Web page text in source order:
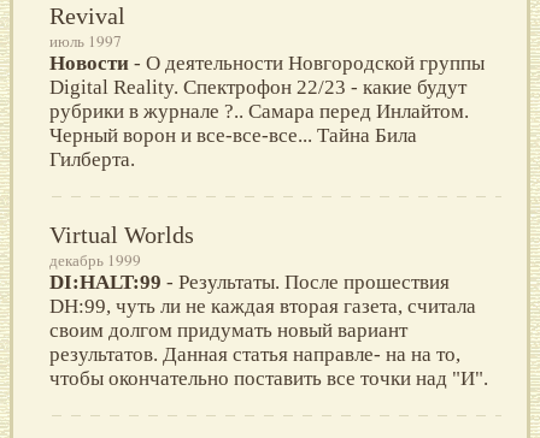
Revival
июль 1997
Новости - O деятельности Новгородской группы
Digital Reality. Спектрофон 22/23 - какие будут
рубрики в журнале ?.. Самара перед Инлайтом.
Черный ворон и все-все-все... Тайна Била
Гилберта.
Virtual Worlds
декабрь 1999
DI:HALT:99 - Результаты. После прошествия
DH:99, чуть ли не каждая вторая газета, считала
своим долгом придумать новый вариант
результатов. Данная статья направле- на на то,
чтобы окончательно поставить все точки над "И".